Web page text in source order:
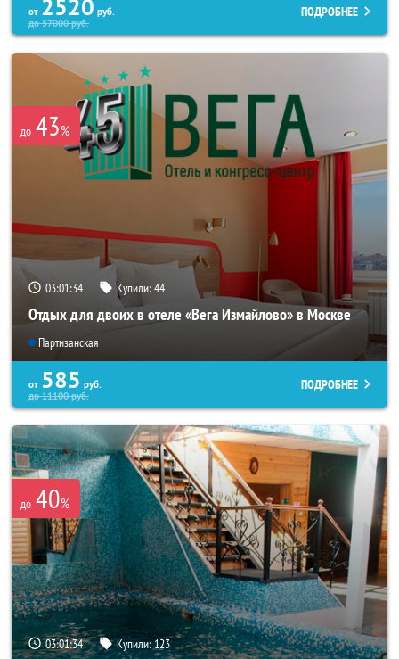
от 2520 руб.
до57000руб.
ПОДРОБНЕЕ
до 43%
03:01:33 Купили:44
Отдых для двоих в отеле «Вега Измайлово» в Москве
Партизанская
от 585 руб.
до11100руб.
ПОДРОБНЕЕ
до 40%
03:01:33 Купили:123